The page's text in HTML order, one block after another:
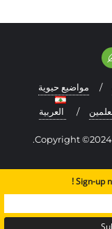
مواضيع حيوية
العربية
Copyright ©2024
Sign-up